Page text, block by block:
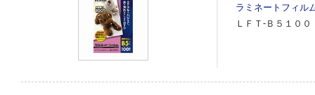
ラミネートフィ
ＬＦＴ‐Ｂ５１０